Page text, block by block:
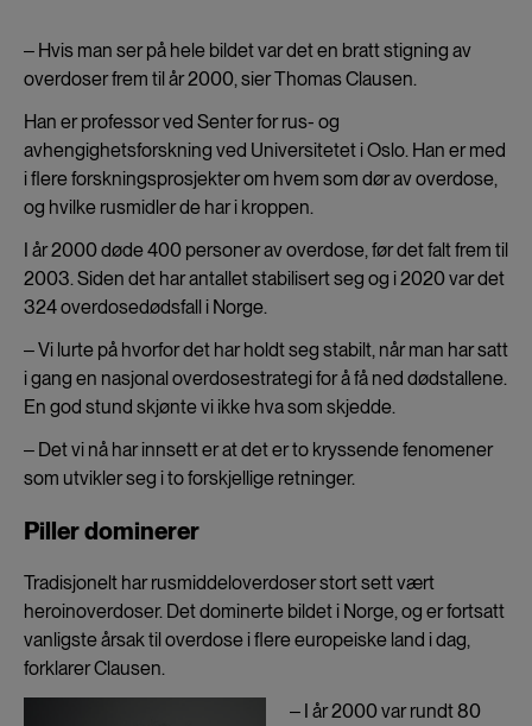
‒ Hvis man ser på hele bildet var det en bratt stigning av
overdoser frem til år 2000, sier Thomas Clausen.
Han er professor ved Senter for rus- og
avhengighetsforskning ved Universitetet i Oslo. Han er med
i flere forskningsprosjekter om hvem som dør av overdose,
og hvilke rusmidler de har i kroppen.
I år 2000 døde 400 personer av overdose, før det falt frem til
2003. Siden det har antallet stabilisert seg og i 2020 var det
324 overdosedødsfall i Norge.
‒ Vi lurte på hvorfor det har holdt seg stabilt, når man har satt
i gang en nasjonal overdosestrategi for å få ned dødstallene.
En god stund skjønte vi ikke hva som skjedde.
‒ Det vi nå har innsett er at det er to kryssende fenomener
som utvikler seg i to forskjellige retninger.
Piller dominerer
Tradisjonelt har rusmiddeloverdoser stort sett vært
heroinoverdoser. Det dominerte bildet i Norge, og er fortsatt
vanligste årsak til overdose i flere europeiske land i dag,
forklarer Clausen.
‒ I år 2000 var rundt 80